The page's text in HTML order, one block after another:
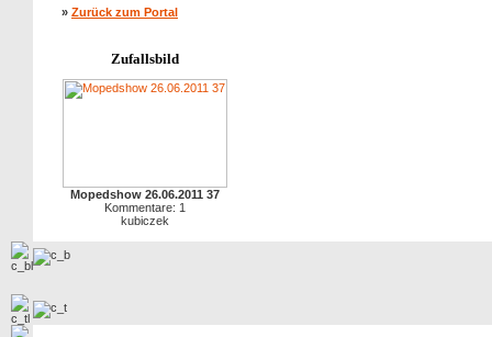
» Zurück zum Portal
Zufallsbild
Mopedshow 26.06.2011 37
Kommentare: 1
kubiczek